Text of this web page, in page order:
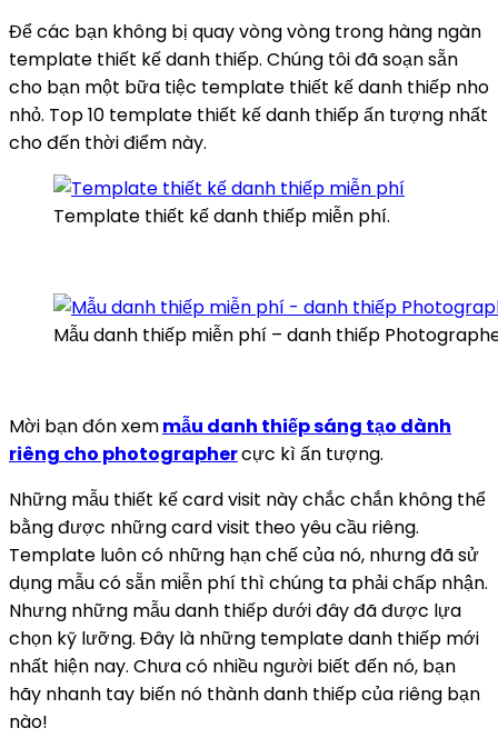
Để các bạn không bị quay vòng vòng trong hàng ngàn
template thiết kế danh thiếp. Chúng tôi đã soạn sẵn
cho bạn một bữa tiệc template thiết kế danh thiếp nho
nhỏ. Top 10 template thiết kế danh thiếp ấn tượng nhất
cho đến thời điểm này.
Template thiết kế danh thiếp miễn phí.
Mẫu danh thiếp miễn phí – danh thiếp
Mời bạn đón xemmẫu danh thiếp sáng tạo dành
riêng cho photographercực kì ấn tượng.
Những mẫu thiết kế card visit này chắc chắn không thể
bằng được những card visit theo yêu cầu riêng.
Template luôn có những hạn chế của nó, nhưng đã sử
dụng mẫu có sẵn miễn phí thì chúng ta phải chấp nhận.
Nhưng những mẫu danh thiếp dưới đây đã được lựa
chọn kỹ lưỡng. Đây là những template danh thiếp mới
nhất hiện nay. Chưa có nhiều người biết đến nó, bạn
hãy nhanh tay biến nó thành danh thiếp của riêng bạn
nào!